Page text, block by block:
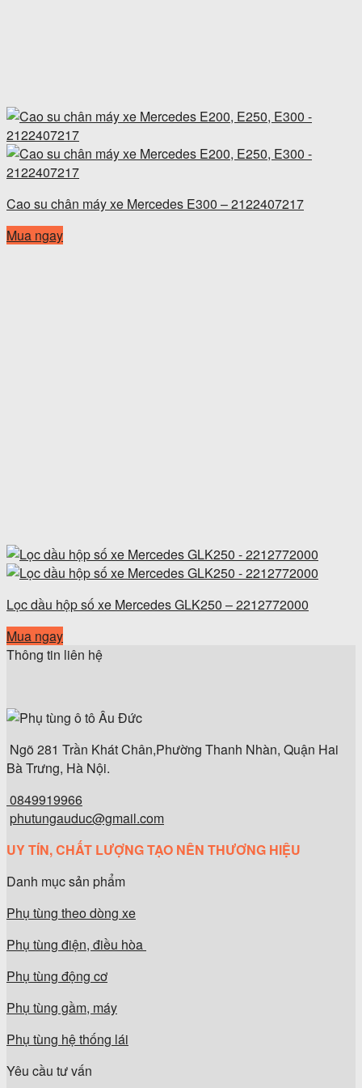
Cao su chân máy xe Mercedes E300 – 2122407217
Mua ngay
Lọc dầu hộp số xe Mercedes GLK250 – 2212772000
Mua ngay
Thông tin liên hệ
Ngõ 281 Trần Khát Chân,Phường Thanh Nhàn, Quận Hai
Bà Trưng, Hà Nội.
0849919966
phutungauduc@gmail.com
UY TÍN, CHẤT LƯỢNG TẠO NÊN THƯƠNG HIỆU
Danh mục sản phẩm
Phụ tùng theo dòng xe
Phụ tùng điện, điều hòa
Phụ tùng động cơ
Phụ tùng gầm, máy
Phụ tùng hệ thống lái
Yêu cầu tư vấn